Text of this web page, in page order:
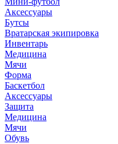
Аксессуары
Бутсы
Вратарская экипировка
Инвентарь
Медицина
Мячи
Форма
Баскетбол
Аксессуары
Защита
Медицина
Мячи
Обувь